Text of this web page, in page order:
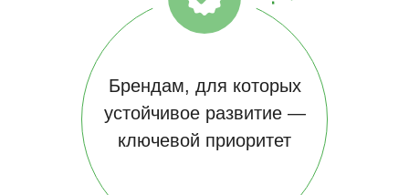
Брендам, для которых
устойчивое развитие —
ключевой приоритет